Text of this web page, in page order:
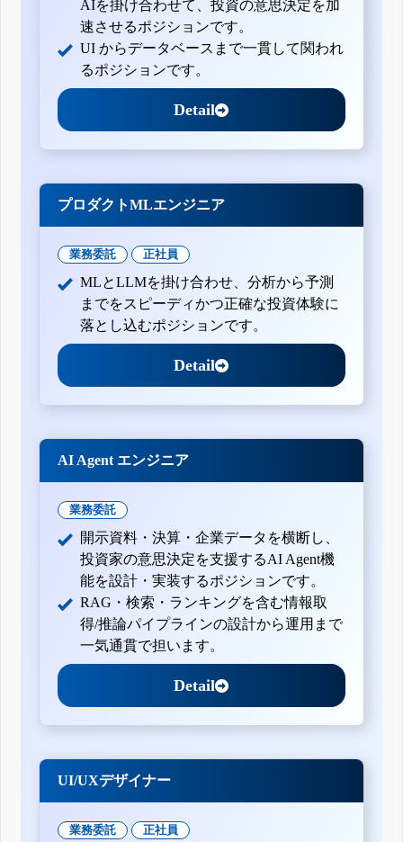
AIを掛け合わせて、投資の意思決定を加
速させるポジションです。
UI からデータベースまで一貫して関われ
るポジションです。
Detail
プロダクトMLエンジニア
業務委託 正社員
MLとLLMを掛け合わせ、分析から予測
までをスピーディかつ正確な投資体験に
落とし込むポジションです。
Detail
AI Agent エンジニア
業務委託
開示資料・決算・企業データを横断し、
投資家の意思決定を支援するAI Agent機
能を設計・実装するポジションです。
RAG・検索・ランキングを含む情報取
得/推論パイプラインの設計から運用まで
一気通貫で担います。
Detail
UI/UXデザイナー
業務委託 正社員